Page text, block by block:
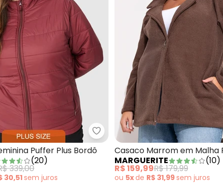
Marsala em Crepe com Manga 3/4 e Detalhe Vazado
Malwee - Jaqueta Feminina
Puffer Plus Bordô
(20)
339,00
30,51sem juros
Casaco Marrom em Malha
Boucle
MARGUERITE (10)
R$ 159,99R$ 179,99
ou 5xde R$ 31,99sem juros